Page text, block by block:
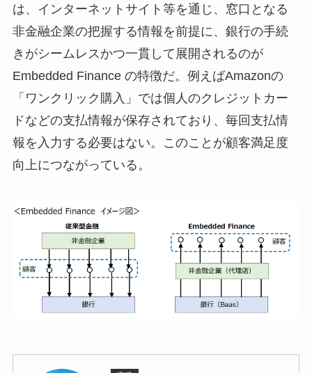
は、インターネットサイト等を通じ、窓口となる
非金融企業の把握する情報を前提に、銀行の手続
きがシームレスかつ一貫して展開されるのが
Embedded Finance の特徴だ。例えばAmazonの
「ワンクリック購入」では個人のクレジットカー
ドなどの支払情報が保存されており、毎回支払情
報を入力する必要はない。このことが顧客満足度
向上につながっている。